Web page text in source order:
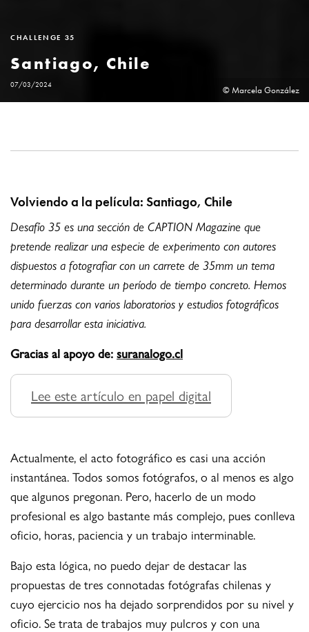
CHALLENGE 35
Santiago, Chile
07/03/2024 © Marcela González
Volviendo a la película: Santiago, Chile
Desafío 35 es una sección de CAPTION Magazine que
pretende realizar una especie de experimento con autores
dispuestos a fotografiar con un carrete de 35mm un tema
determinado durante un período de tiempo concreto. Hemos
unido fuerzas con varios laboratorios y estudios fotográficos
para desarrollar esta iniciativa.
Gracias al apoyo de:suranalogo.cl
Lee este artículo en papel digital
Actualmente, el acto fotográfico es casi una acción
instantánea. Todos somos fotógrafos, o al menos es algo
que algunos pregonan. Pero, hacerlo de un modo
profesional es algo bastante más complejo, pues conlleva
oficio, horas, paciencia y un trabajo interminable.
Bajo esta lógica, no puedo dejar de destacar las
propuestas de tres connotadas fotógrafas chilenas y
cuyo ejercicio nos ha dejado sorprendidos por su nivel y
oficio. Se trata de trabajos muy pulcros y con una